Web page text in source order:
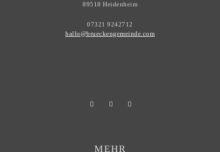
89518 Heidenheim
07321 9242712
hallo@brueckengemeinde.com
MEHR